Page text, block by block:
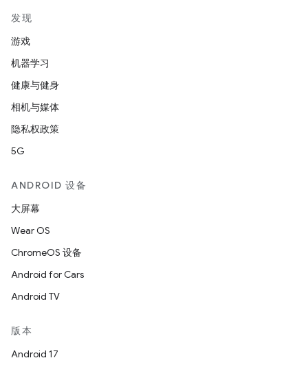
发现
游戏
机器学习
健康与健身
相机与媒体
隐私权政策
5G
ANDROID 设备
大屏幕
Wear OS
ChromeOS 设备
Android for Cars
Android TV
版本
Android 17